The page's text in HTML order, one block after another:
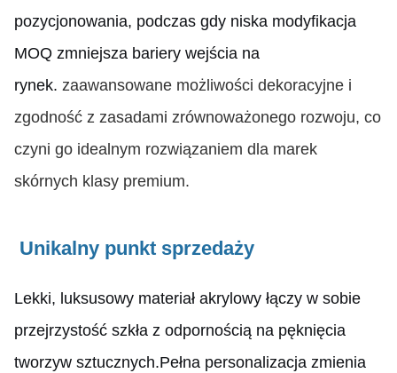
pozycjonowania, podczas gdy niska modyfikacja
MOQ zmniejsza bariery wejścia na
rynek. zaawansowane możliwości dekoracyjne i
zgodność z zasadami zrównoważonego rozwoju, co
czyni go idealnym rozwiązaniem dla marek
skórnych klasy premium.
Unikalny punkt sprzedaży
Lekki, luksusowy materiał akrylowy łączy w sobie
przejrzystość szkła z odpornością na pęknięcia
tworzyw sztucznych.Pełna personalizacja zmienia